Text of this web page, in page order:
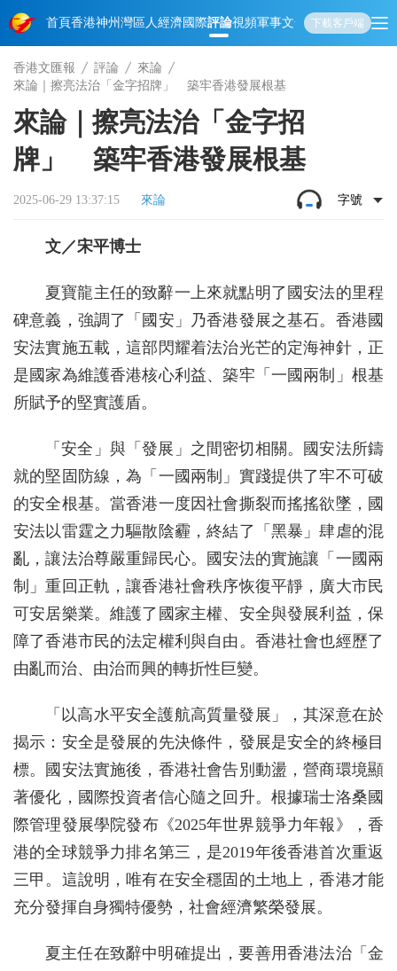
首頁香港神州 灣區人經濟國際評論視頻軍事文化 娛樂生活教育體
下載客戶端
香港文匯報 評論
來論
來論｜擦亮法治「金字招牌」 築牢香港發展根基
來論｜擦亮法治「金字招
牌」 築牢香港發展根基
2025-06-29 13:37:15 來論 字號
文／宋平博士
夏寶龍主任的致辭一上來就點明了國安法的里程
碑意義，強調了「國安」乃香港發展之基石。香港國
安法實施五載，這部閃耀着法治光芒的定海神針，正
是國家為維護香港核心利益、築牢「一國兩制」根基
所賦予的堅實護盾。
「安全」與「發展」之間密切相關。國安法所鑄
就的堅固防線，為「一國兩制」實踐提供了牢不可破
的安全根基。當香港一度因社會撕裂而搖搖欲墜，國
安法以雷霆之力驅散陰霾，終結了「黑暴」肆虐的混
亂，讓法治尊嚴重歸民心。國安法的實施讓「一國兩
制」重回正軌，讓香港社會秩序恢復平靜，廣大市民
可安居樂業。維護了國家主權、安全與發展利益，保
障了香港市民的法定權利與自由。香港社會也經歷了
由亂而治、由治而興的轉折性巨變。
「以高水平安全護航高質量發展」，其深意在於
揭示：安全是發展的先決條件，發展是安全的終極目
標。國安法實施後，香港社會告別動盪，營商環境顯
著優化，國際投資者信心隨之回升。根據瑞士洛桑國
際管理發展學院發布《2025年世界競爭力年報》，香
港的全球競爭力排名第三，是2019年後香港首次重返
三甲。這說明，唯有在安全穩固的土地上，香港才能
充分發揮自身獨特優勢，社會經濟繁榮發展。
夏主任在致辭中明確提出，要善用香港法治「金